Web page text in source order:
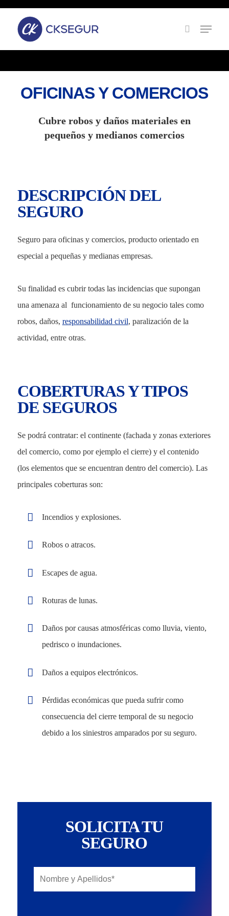
Skip
OFICINAS Y COMERCIOS
Cubre robos y daños materiales en
pequeños y medianos comercios
DESCRIPCIÓN DEL
SEGURO
Seguro para oficinas y comercios, producto orientado en
especial a pequeñas y medianas empresas.
Su finalidad es cubrir todas las incidencias que supongan
una amenaza al funcionamiento de su negocio tales como
robos, daños, responsabilidad civil, paralización de la
actividad, entre otras.
COBERTURAS Y TIPOS
DE SEGUROS
Se podrá contratar: el continente (fachada y zonas exteriores
del comercio, como por ejemplo el cierre) y el contenido
(los elementos que se encuentran dentro del comercio). Las
principales coberturas son:
Incendios y explosiones.
Robos o atracos.
Escapes de agua.
Roturas de lunas.
Daños por causas atmosféricas como lluvia, viento,
pedrisco o inundaciones.
Daños a equipos electrónicos.
Pérdidas económicas que pueda sufrir como
consecuencia del cierre temporal de su negocio
debido a los siniestros amparados por su seguro.
SOLICITA TU
SEGURO
Sectores